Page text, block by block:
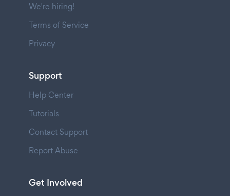
We're hiring!
Terms of Service
Privacy
Support
Help Center
Tutorials
Contact Support
Report Abuse
Get Involved